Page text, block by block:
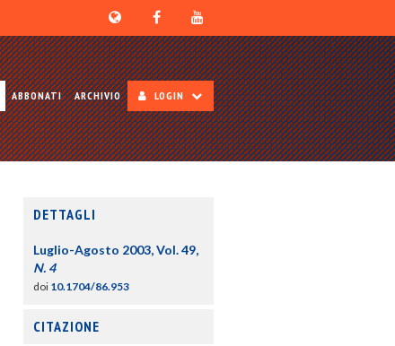
ABBONATI ARCHIVIO LOGIN
DETTAGLI
Luglio-Agosto 2003, Vol. 49,
N. 4
doi 10.1704/86.953
CITAZIONE